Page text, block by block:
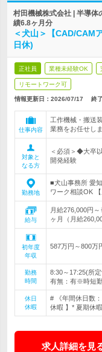
村田機械株式会社 | 半導体
績6.8ヶ月分
＜犬山＞【CAD/CAM
日休)
正社員 業種未経験OK
リモートワーク可
情報更新日：2026/07/17 終
仕事内容
工作機械・搬送
業務をお任せしま
対象と
なる方
＜必須＞◆大卒
開発経験
勤務地
■犬山事務所 愛
ワーク相談OK
給与
月給276,000円
ヶ月（月給
初年度
年収
587万円～800万
勤務
時間
8:30～17:25(所
有無：有※時短
休日
休暇
# 《年間休日数
休暇 】* 夏期休
求人詳細を見